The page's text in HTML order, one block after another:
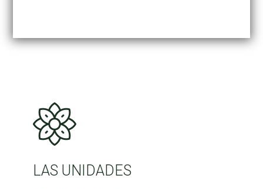
LAS UNIDADES